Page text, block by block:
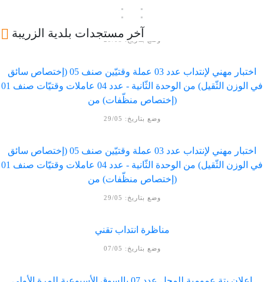
: :
آخر مستجدات بلدية الزريبة
(إختصاص منظّفات) من
اختبار مهني لإنتداب عدد 03 عملة وقتيّين صنف 05 (إختصاص سائق
(إختصاص منظّفات) من
اختبار مهني لإنتداب عدد 03 عملة وقتيّين صنف 05 (إختصاص سائق
(إختصاص منظّفات) من
مناظرة انتداب تقني